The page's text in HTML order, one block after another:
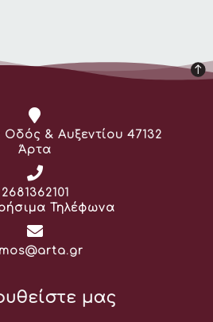
Οδός & Αυξεντίου 47132
Άρτα
Τηλέφωνο:
2681362101
Τηλέφωνα
μας